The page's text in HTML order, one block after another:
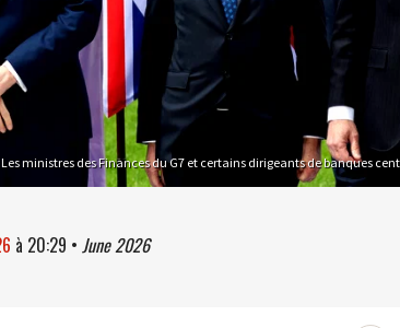
Les ministres des Finances du G7 et certains dirigeants de banques
à 20:29 • June 2026